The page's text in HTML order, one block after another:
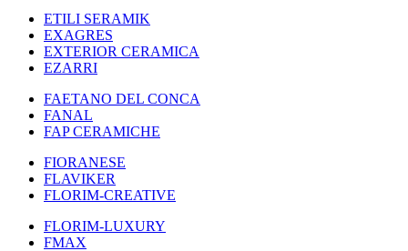
ETILI SERAMIK
EXAGRES
EXTERIOR CERAMICA
EZARRI
FAETANO DEL CONCA
FANAL
FAP CERAMICHE
FIORANESE
FLAVIKER
FLORIM-CREATIVE
FLORIM-LUXURY
FMAX